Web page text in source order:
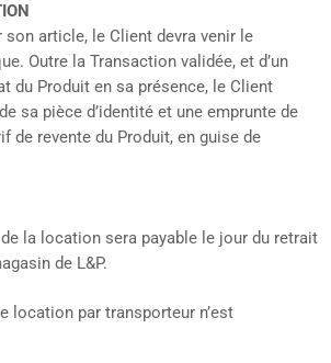
article, le Client devra venir le
Outre la Transaction validée, et d’un
du Produit en sa présence, le Client
sa pièce d’identité et une emprunte de
de revente du Produit, en guise de
la location sera payable le jour du retrait
de L&P.
location par transporteur n’est